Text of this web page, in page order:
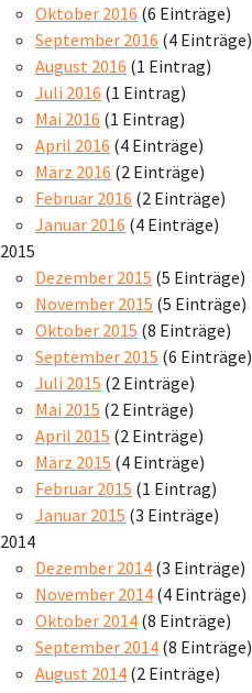
Oktober 2016 (6 Einträge)
September 2016 (4 Einträge)
August 2016 (1 Eintrag)
Juli 2016 (1 Eintrag)
Mai 2016 (1 Eintrag)
April 2016 (4 Einträge)
März 2016 (2 Einträge)
Februar 2016 (2 Einträge)
Januar 2016 (4 Einträge)
2015
Dezember 2015 (5 Einträge)
November 2015 (5 Einträge)
Oktober 2015 (8 Einträge)
September 2015 (6 Einträge)
Juli 2015 (2 Einträge)
Mai 2015 (2 Einträge)
April 2015 (2 Einträge)
März 2015 (4 Einträge)
Februar 2015 (1 Eintrag)
Januar 2015 (3 Einträge)
2014
Dezember 2014 (3 Einträge)
November 2014 (4 Einträge)
Oktober 2014 (8 Einträge)
September 2014 (8 Einträge)
August 2014 (2 Einträge)